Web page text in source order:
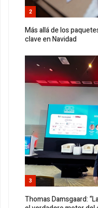
2
Más allá de los
clave en Navidad
3
Thomas Damsgaard: